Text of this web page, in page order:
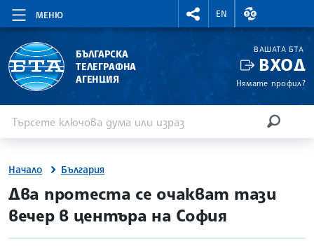
МЕНЮ
RIGHTMENU.SOCIAL
EN
ВАЛУТНИ
БЪЛГАРСКА
ТЕЛЕГРАФНА
АГЕНЦИЯ
ВАШАТА БТА
ВХОД
Нямате профил?
Начало България
site.bta
Два протеста се очакват тази
вечер в центъра на София